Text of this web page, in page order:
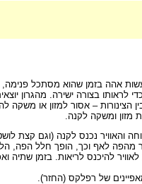
אהה בזמן שהוא מסתכל פנימה,
בצורה ישירה. מהגרון
– אסור למזון או משקה
מזון ומשקה לקנה.
והאוויר נכנס לקנה (וגם קצת
לאף וכך, הופך חלל הפה, הלוע,
להיכנס לריאות. בזמן שתיה
של רפלקס (החזר).